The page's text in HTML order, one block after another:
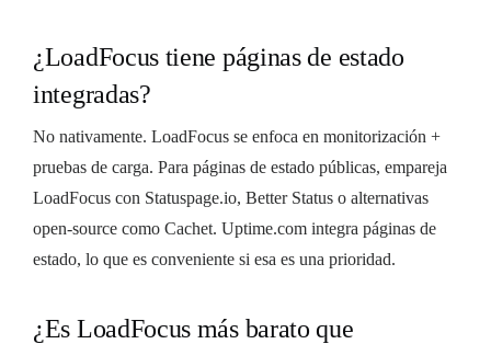
¿LoadFocus tiene páginas de estado
integradas?
No nativamente. LoadFocus se enfoca en monitorización +
pruebas de carga. Para páginas de estado públicas, empareja
LoadFocus con Statuspage.io, Better Status o alternativas
open-source como Cachet. Uptime.com integra páginas de
estado, lo que es conveniente si esa es una prioridad.
¿Es LoadFocus más barato que